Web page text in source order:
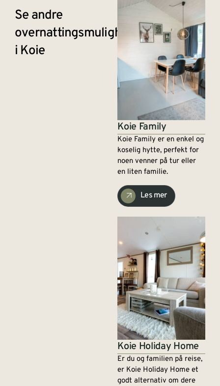
Se andre
overnattingsmuligheter
i Koie
Koie Family
Koie Family er en enkel og
koselig hytte, perfekt for
noen venner på tur eller
en liten familie.
Les mer
Koie Holiday Home
Er du og familien på reise,
er Koie Holiday Home et
godt alternativ om dere